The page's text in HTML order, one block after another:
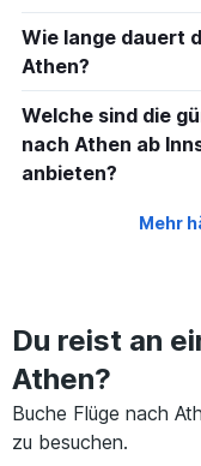
Wie lange dauert
Athen?
Welche sind die
nach Athen ab
anbieten?
Mehr
Du reist an
Athen?
Buche Flüge nach
zu besuchen.